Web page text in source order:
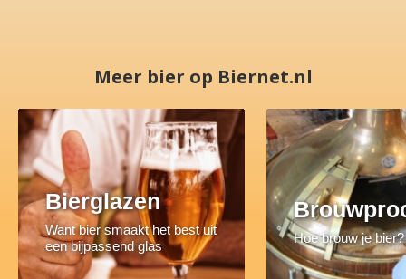
Meer bier op Biernet.nl
Bierglazen
Want bier smaakt het best uit
een bijpassend glas
Hoe brouw je bier?